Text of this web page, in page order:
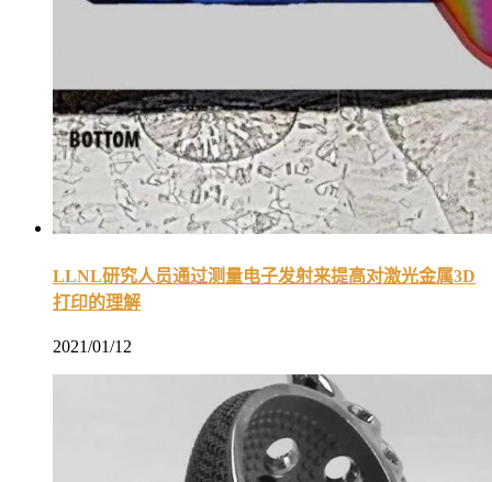
LLNL研究人员通过测量电子发射来提高对激光金属3D
打印的理解
2021/01/12